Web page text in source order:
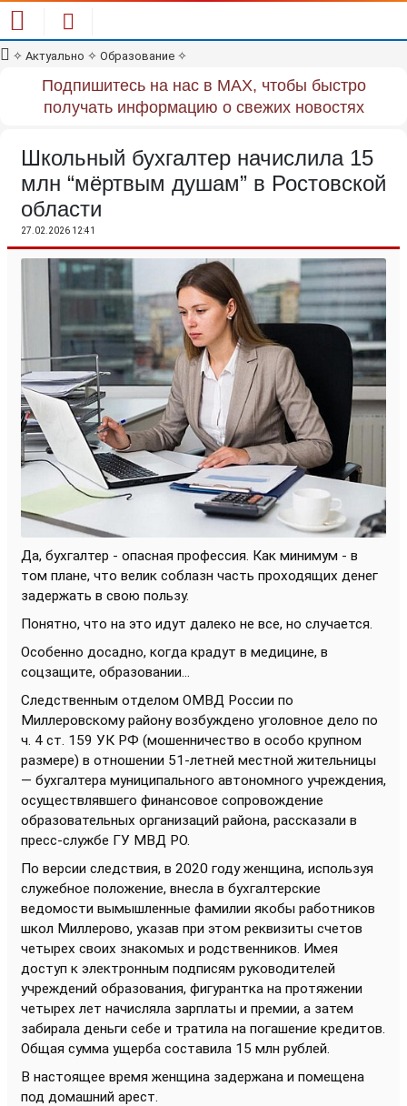
✧ Актуально ✧ Образование ✧
Подпишитесь на нас в MAX, чтобы быстро
получать информацию о свежих новостях
Школьный бухгалтер начислила 15
млн “мёртвым душам” в Ростовской
области
27.02.2026 12:41
Да, бухгалтер - опасная профессия. Как минимум - в
том плане, что велик соблазн часть проходящих денег
задержать в свою пользу.
Понятно, что на это идут далеко не все, но случается.
Особенно досадно, когда крадут в медицине, в
соцзащите, образовании...
Следственным отделом ОМВД России по
Миллеровскому району возбуждено уголовное дело по
ч. 4 ст. 159 УК РФ (мошенничество в особо крупном
размере) в отношении 51-летней местной жительницы
— бухгалтера муниципального автономного учреждения,
осуществлявшего финансовое сопровождение
образовательных организаций района, рассказали в
пресс-службе ГУ МВД РО.
По версии следствия, в 2020 году женщина, используя
служебное положение, внесла в бухгалтерские
ведомости вымышленные фамилии якобы работников
школ Миллерово, указав при этом реквизиты счетов
четырех своих знакомых и родственников. Имея
доступ к электронным подписям руководителей
учреждений образования, фигурантка на протяжении
четырех лет начисляла зарплаты и премии, а затем
забирала деньги себе и тратила на погашение кредитов.
Общая сумма ущерба составила 15 млн рублей.
В настоящее время женщина задержана и помещена
под домашний арест.